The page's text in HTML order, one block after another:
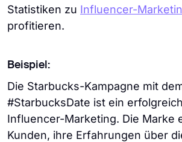
Statistiken zu Influencer-
profitieren.
Beispiel:
Die Starbucks-Kampagne mit
#StarbucksDate ist ein
Influencer-Marketing. Die Marke
Kunden, ihre Erfahrungen über